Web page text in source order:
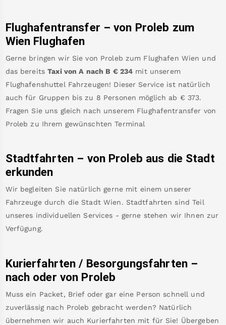
Flughafentransfer – von Proleb zum
Wien Flughafen
Gerne bringen wir Sie von Proleb zum Flughafen Wien und
das bereits Taxi von A nach B € 234 mit unserem
Flughafenshuttel Fahrzeugen! Dieser Service ist natürlich
auch für Gruppen bis zu 8 Personen möglich ab € 373.
Fragen Sie uns gleich nach unserem Flughafentransfer von
Proleb zu Ihrem gewünschten Terminal
Stadtfahrten – von Proleb aus die Stadt
erkunden
Wir begleiten Sie natürlich gerne mit einem unserer
Fahrzeuge durch die Stadt Wien. Stadtfahrten sind Teil
unseres individuellen Services - gerne stehen wir Ihnen zur
Verfügung.
Kurierfahrten / Besorgungsfahrten –
nach oder von Proleb
Muss ein Packet, Brief oder gar eine Person schnell und
zuverlässig nach Proleb gebracht werden? Natürlich
übernehmen wir auch Kurierfahrten mit für Sie! Übergeben